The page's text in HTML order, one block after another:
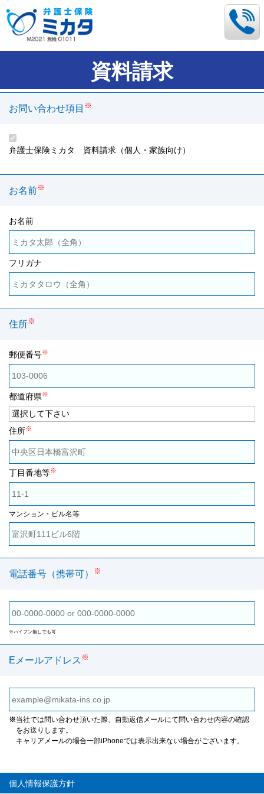
資料請求
お問い合わせ項目 ※
弁護士保険ミカタ 資料請求（個人・家族向け）
お名前※
お名前
フリガナ
住所※
郵便番号※
都道府県※
住所※
丁目番地等※
マンション・ビル名等
電話番号（携帯可） ※
※ハイフン無しでも可
Eメールアドレス ※
※当社では問い合わせ頂いた際、自動返信メールにて問い合わせ内容の確認
をお送りします。
キャリアメールの場合一部iPhoneでは表示出来ない場合がございます。
個人情報保護方針